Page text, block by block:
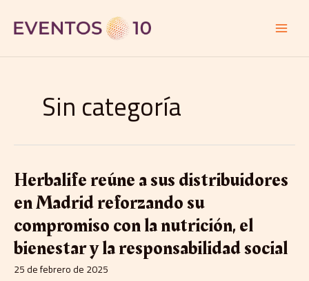
contenido
Sin categoría
Herbalife reúne a sus distribuidores
en Madrid reforzando su
compromiso con la nutrición, el
bienestar y la responsabilidad social
25 de febrero de 2025
Herbalife
reúne
a
distribuidores
en
Madrid
reforzando